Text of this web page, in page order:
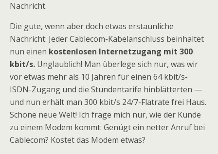
Nachricht.
Die gute, wenn aber doch etwas erstaunliche
Nachricht: Jeder Cablecom-Kabelanschluss beinhaltet
nun einen kostenlosen Internetzugang mit 300
kbit/s. Unglaublich! Man überlege sich nur, was wir
vor etwas mehr als 10 Jahren für einen 64 kbit/s-
ISDN-Zugang und die Stundentarife hinblätterten —
und nun erhält man 300 kbit/s 24/7-Flatrate frei Haus.
Schöne neue Welt! Ich frage mich nur, wie der Kunde
zu einem Modem kommt: Genügt ein netter Anruf bei
Cablecom? Kostet das Modem etwas?